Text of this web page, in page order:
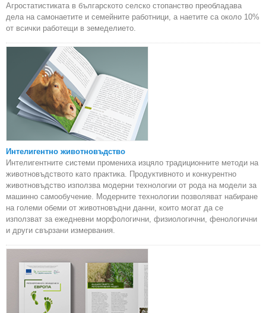
Агростатистиката в българското селско стопанство преобладава
дела на самонаетите и семейните работници, а наетите са около 10%
от всички работещи в земеделието.
Интелигентно животновъдство
Интелигентните системи промениха изцяло традиционните методи на
животновъдството като практика. Продуктивното и конкурентно
животновъдство използва модерни технологии от рода на модели за
машинно самообучение. Модерните технологии позволяват набиране
на големи обеми от животновъдни данни, които могат да се
използват за ежедневни морфологични, физиологични, фенологични
и други свързани измервания.